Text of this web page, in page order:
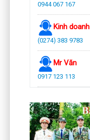
0944 067 167
Kinh doanh
(0274) 383 9783
Mr Văn
0917 123 113